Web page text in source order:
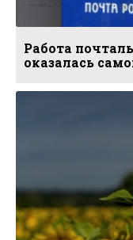
Работа
оказалась